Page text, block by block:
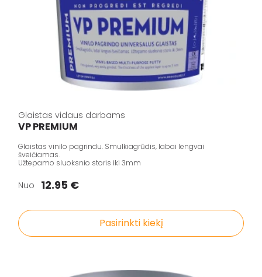
Glaistas vidaus darbams
VP PREMIUM
Glaistas vinilo pagrindu. Smulkiagrūdis, labai lengvai
šveičiamas.
Užtepamo sluoksnio storis iki 3mm
Nuo 12.95 €
Pasirinkti kiekį